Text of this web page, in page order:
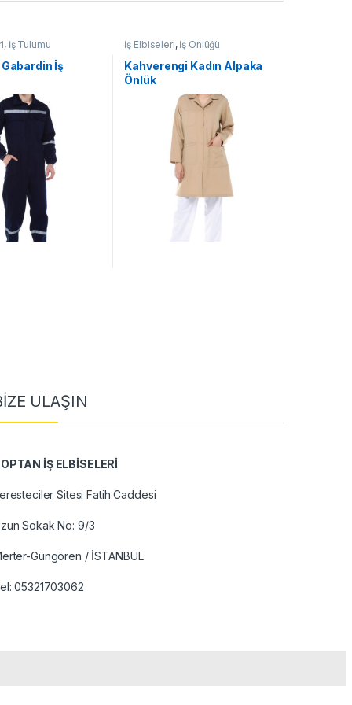
, İş Tulumu
İş
İş Elbiseleri, İş Önlüğü
Kahverengi Kadın Alpaka
Önlük
ULAŞIN
İŞ ELBİSELERİ
Sitesi Fatih Caddesi
Sokak No: 9/3
Güngören / İSTANBUL
05321703062